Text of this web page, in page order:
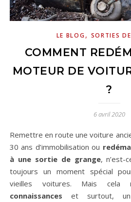
LE BLOG, SORTIES
COMMENT
MOTEUR DE
?
6 avril 2020
Remettre en route une voiture ancienne après 2, 10, 20 ou
30 ans d’immobilisation ou
à une sortie de grange, n’est-
toujours un moment spécial
vieilles voitures. Mais cela
connaissances et surtout,